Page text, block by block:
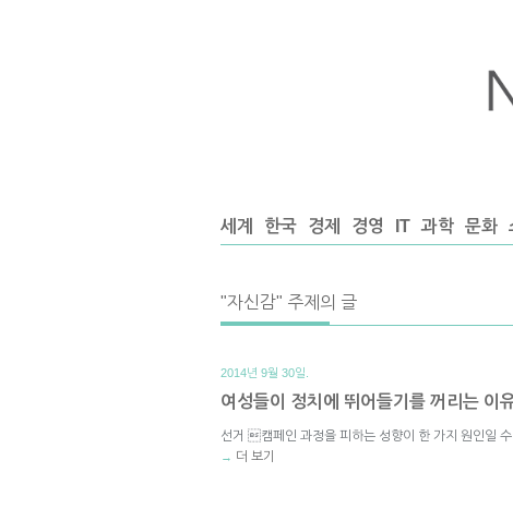
세계 한국 경제 경영 IT 과학 문화
"자신감" 주제의 글
2014년 9월 30일.
여성들이 정치에 뛰어들기를 꺼리는 이
선거 캠페인 과정을 피하는 성향이 한 가지 원인일
→ 더 보기